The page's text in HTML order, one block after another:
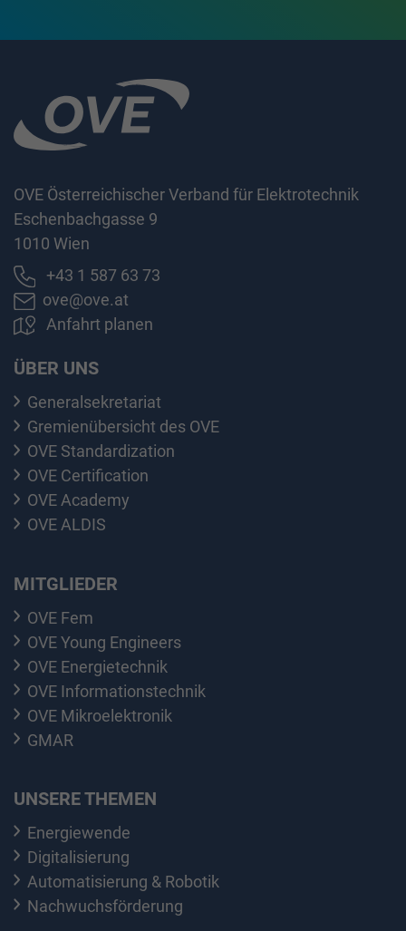
OVE Österreichischer Verband für Elektrotechnik
Eschenbachgasse 9
1010 Wien
+43 1 587 63 73
ove@ove.at
Anfahrt planen
ÜBER UNS
Generalsekretariat
Gremienübersicht des OVE
OVE Standardization
OVE Certification
OVE Academy
OVE ALDIS
MITGLIEDER
OVE Fem
OVE Young Engineers
OVE Energietechnik
OVE Informationstechnik
OVE Mikroelektronik
GMAR
UNSERE THEMEN
Energiewende
Digitalisierung
Automatisierung & Robotik
Nachwuchsförderung